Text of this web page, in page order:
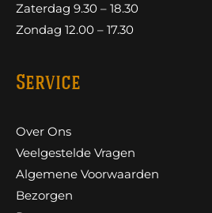
Zaterdag 9.30 – 18.30
Zondag 12.00 – 17.30
Service
Over Ons
Veelgestelde Vragen
Algemene Voorwaarden
Bezorgen